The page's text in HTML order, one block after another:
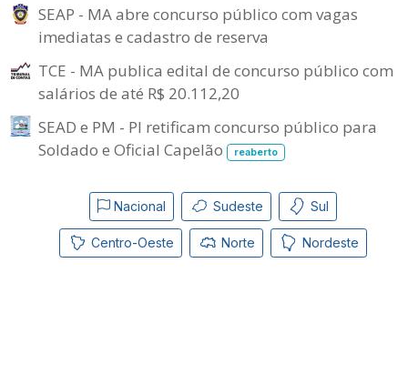
SEAP - MA abre concurso público com vagas
imediatas e cadastro de reserva
TCE - MA publica edital de concurso público com
salários de até R$ 20.112,20
SEAD e PM - PI retificam concurso público para
Soldado e Oficial Capelão
reaberto
Nacional Sudeste Sul
Centro-Oeste Norte Nordeste